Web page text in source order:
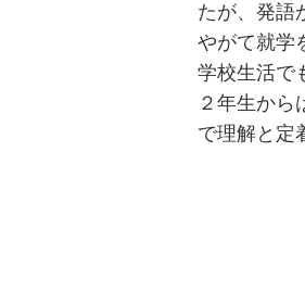
たが、発語
やがて就学
学校生活で
２年生から
で理解と定